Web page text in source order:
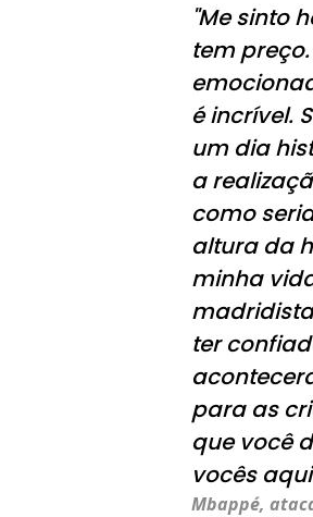
"Me sinto
tem
é incrível.
um dia
a
como
altura da
minha
ter
para as
que você
vocês
Mbappé,